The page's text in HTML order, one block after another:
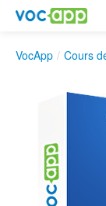
VocApp / Cours